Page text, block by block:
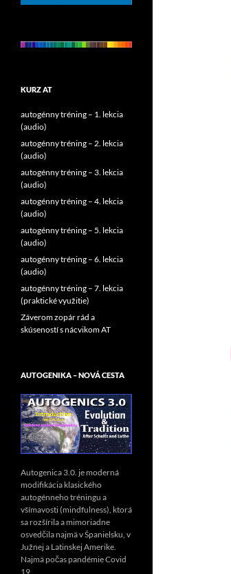
KURZ AT
autogénny tréning – 1. lekcia
(audio)
autogénny tréning – 2. lekcia
(audio)
autogénny tréning – 3. lekcia
(audio)
autogénny tréning – 4. lekcia
(audio)
autogénny tréning – 5. lekcia
(audio)
autogénny tréning – 6. lekcia
(audio)
autogénny tréning – 7. lekcia
(praktické využitie)
Záverom zopár rád a
skúseností s nácvikom AT
AUTOGENIKA – NOVÁ CESTA
Autogenica 3.0. je moderná
modifikácia klasického
autogénneho tréningu a
všímavosti (mindfulness), ktorá
sa rozšírila a mimoriadne
osvedčila najmä v Španielsku, v
Južnej a Latinskej Amerike.
Najmä počas pandémie Covid
19.